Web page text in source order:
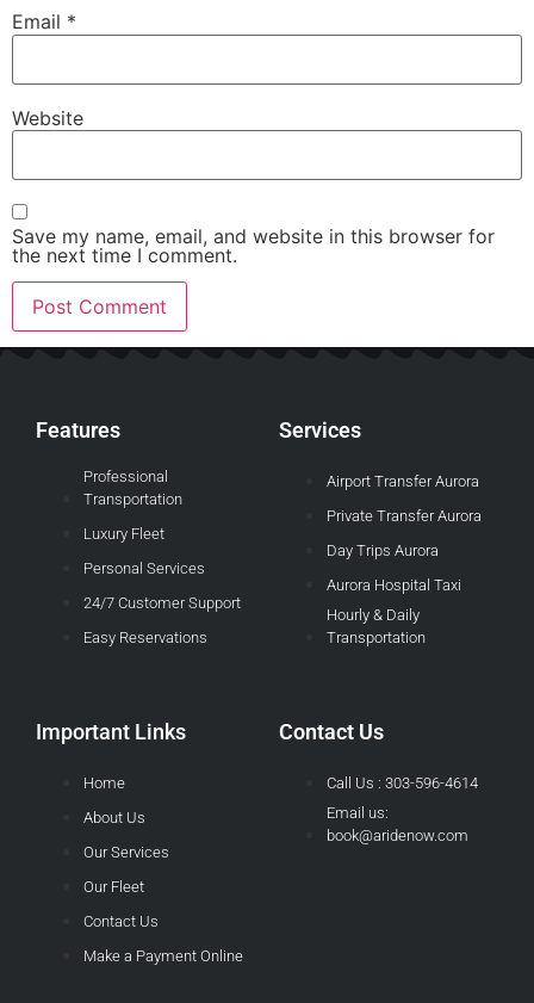
Email *
Website
Save my name, email, and website in this browser for
the next time I comment.
Features
Professional
Transportation
Luxury Fleet
Personal Services
24/7 Customer Support
Easy Reservations
Services
Airport Transfer Aurora
Private Transfer Aurora
Day Trips Aurora
Aurora Hospital Taxi
Hourly & Daily
Transportation
Important Links
Home
About Us
Our Services
Our Fleet
Contact Us
Make a Payment Online
Contact Us
Call Us : 303-596-4614
Email us:
book@aridenow.com